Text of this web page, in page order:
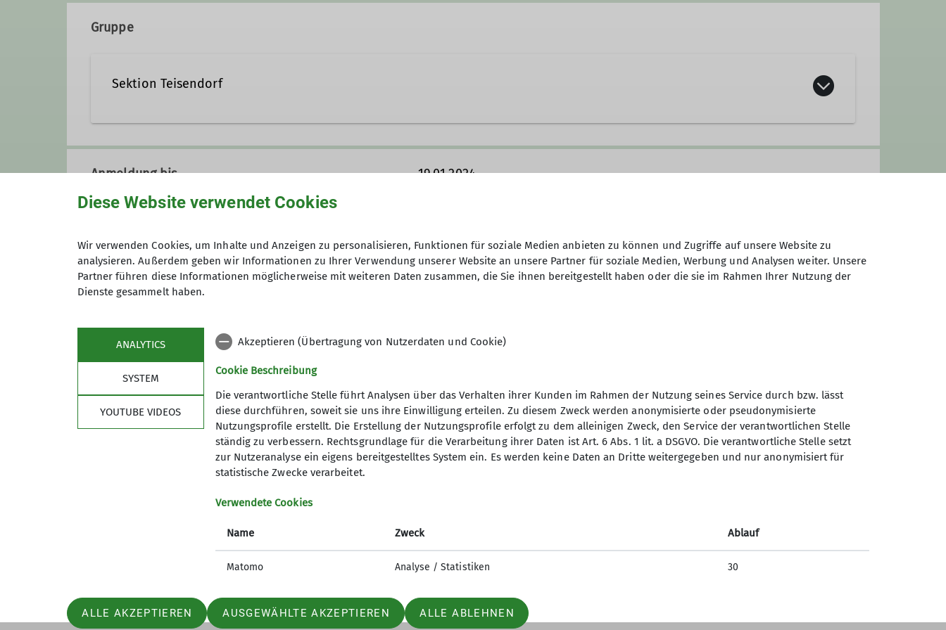
Gruppe
Sektion Teisendorf
Anmeldung bis 19.01.2024
Maximale Teilnehmeranzahl 16
wichtige Infos
Lawinenlageberichte
Partner
Sektion Teisendorf des
Deutschen Alpenvereins e.V.
Diese Website verwendet Cookies
Wir verwenden Cookies, um Inhalte und Anzeigen zu personalisieren, Funktionen für soziale Medien anbieten zu können und Zugriffe auf unsere Website zu
analysieren. Außerdem geben wir Informationen zu Ihrer Verwendung unserer Website an unsere Partner für soziale Medien, Werbung und Analysen weiter. Unsere
Partner führen diese Informationen möglicherweise mit weiteren Daten zusammen, die Sie ihnen bereitgestellt haben oder die sie im Rahmen Ihrer Nutzung der
Dienste gesammelt haben.
ANALYTICS
SYSTEM
YOUTUBE VIDEOS
Akzeptieren (Übertragung von Nutzerdaten und Cookie)
Cookie Beschreibung
Die verantwortliche Stelle führt Analysen über das Verhalten ihrer Kunden im Rahmen der Nutzung seines Service durch bzw. lässt
diese durchführen, soweit sie uns ihre Einwilligung erteilen. Zu diesem Zweck werden anonymisierte oder pseudonymisierte
Nutzungsprofile erstellt. Die Erstellung der Nutzungsprofile erfolgt zu dem alleinigen Zweck, den Service der verantwortlichen Stelle
ständig zu verbessern. Rechtsgrundlage für die Verarbeitung ihrer Daten ist Art. 6 Abs. 1 lit. a DSGVO. Die verantwortliche Stelle setzt
zur Nutzeranalyse ein eigens bereitgestelltes System ein. Es werden keine Daten an Dritte weitergegeben und nur anonymisiert für
statistische Zwecke verarbeitet.
Verwendete Cookies
Name Zweck Ablauf
Matomo Analyse / Statistiken 30
ALLE AKZEPTIEREN AUSGEWÄHLTE AKZEPTIEREN ALLE ABLEHNEN